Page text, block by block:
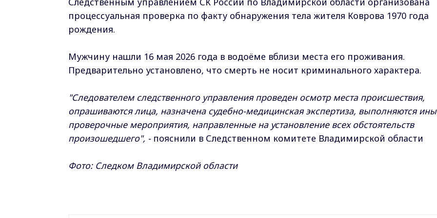
процессуальная проверка по факту обнаружения тела жителя Коврова 1970 года
рождения.
Мужчину нашли 16 мая 2026 года в водоёме вблизи места его проживания.
Предварительно установлено, что смерть не носит криминального характера.
"Следователем следственного управления проведен осмотр места происшествия,
опрашиваются лица, назначена судебно-медицинская экспертиза, выполняются
проверочные мероприятия, направленные на установление всех обстоятельств
произошедшего", - пояснили в Следственном комитете Владимирской области
Фото: Следком Владимирской области